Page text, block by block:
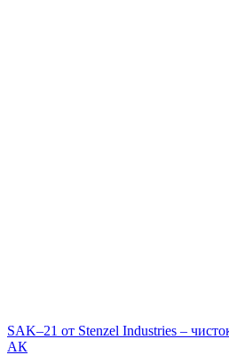
SAK–21 от Stenzel Industries –
АК